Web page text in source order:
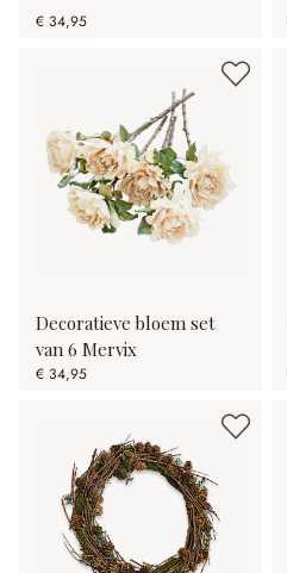
€ 34,95
Decoratieve bloem set
van 6 Mervix
€ 34,95